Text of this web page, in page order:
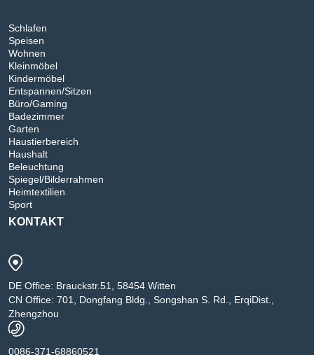
Schlafen
Speisen
Wohnen
Kleinmöbel
Kindermöbel
Entspannen/Sitzen
Büro/Gaming
Badezimmer
Garten
Haustierbereich
Haushalt
Beleuchtung
Spiegel/Bilderrahmen
Heimtextilien
Sport
KONTAKT
DE Office: Brauckstr.51, 58454 Witten
CN Office: 701, Dongfang Bldg., Songshan S. Rd., ErqiDist.,
Zhengzhou
0086-371-68860521